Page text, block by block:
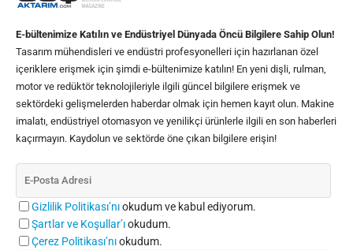
E-bültenimize Katılın ve Endüstriyel Dünyada Öncü Bilgilere Sahip Olun!
Tasarım mühendisleri ve endüstri profesyonelleri için hazırlanan özel
içeriklere erişmek için şimdi e-bültenimize katılın! En yeni dişli, rulman,
motor ve redüktör teknolojileriyle ilgili güncel bilgilere erişmek ve
sektördeki gelişmelerden haberdar olmak için hemen kayıt olun. Makine
imalatı, endüstriyel otomasyon ve yenilikçi ürünlerle ilgili en son haberleri
kaçırmayın. Kaydolun ve sektörde öne çıkan bilgilere erişin!
Gizlilik Politikası’nıokudum ve kabul ediyorum.
Şartlar ve Koşullar’ıokudum.
Çerez Politikası’nıokudum.